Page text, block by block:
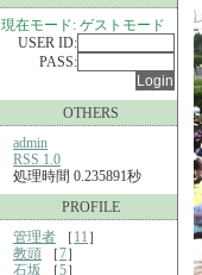
現在モード: ゲストモード
USER ID:
PASS:
OTHERS
admin
RSS 1.0
処理時間 0.235891秒
PROFILE
管理者 ［ 11 ］
教頭 ［7］
石坂 ［5］